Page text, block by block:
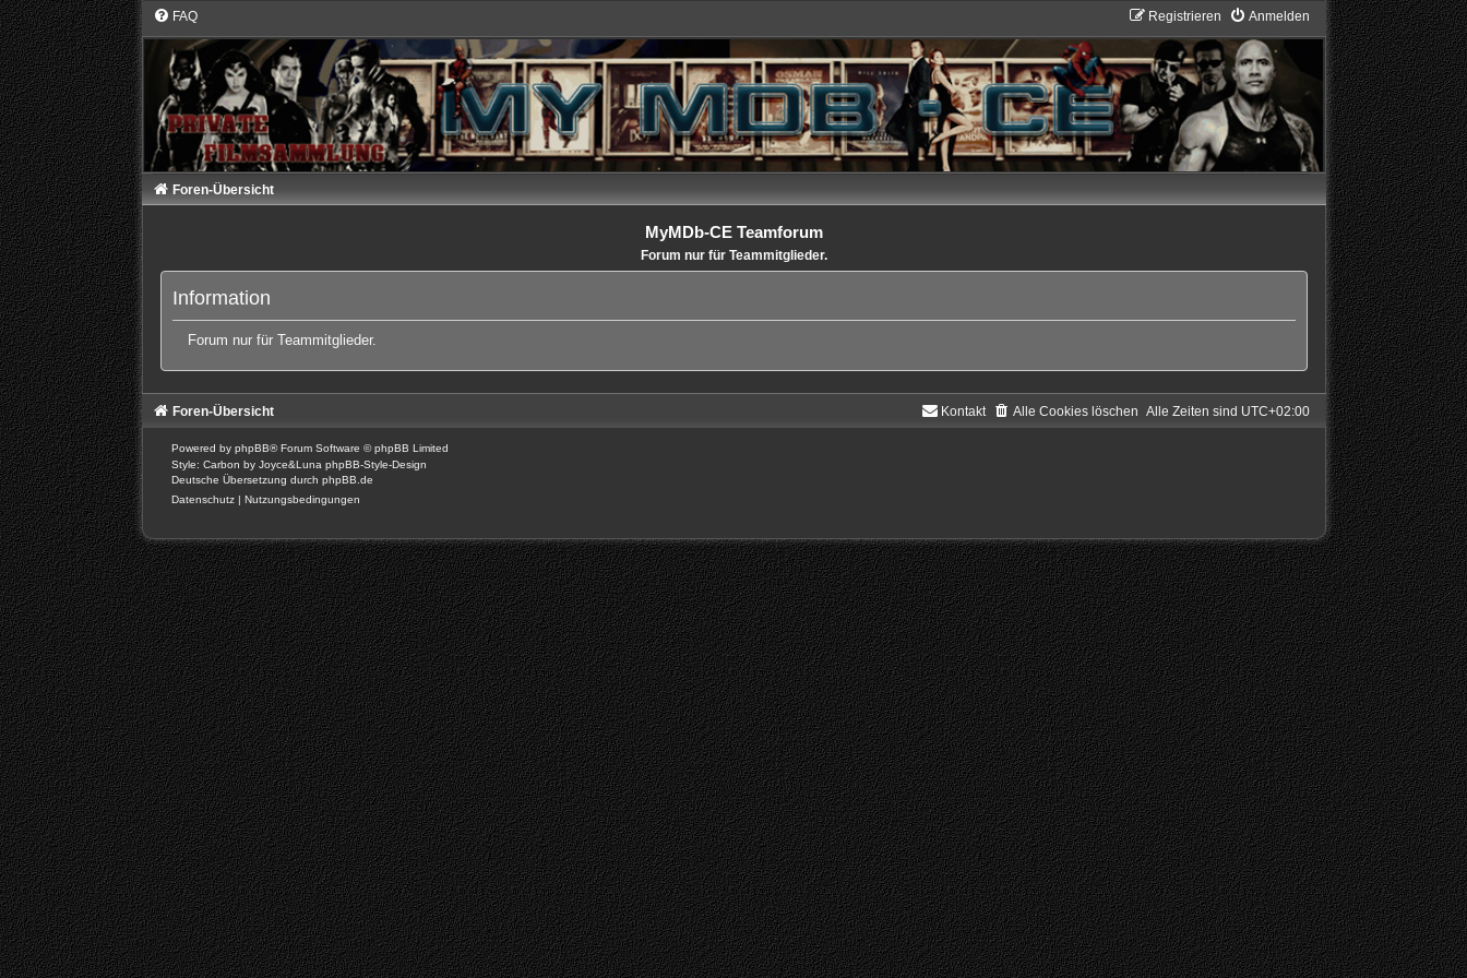
FAQ Anmelden
Registrieren
Foren-Übersicht
MyMDb-CE Teamforum
Forum nur für Teammitglieder.
Information
Forum nur für Teammitglieder.
Foren-Übersicht Alle Zeiten sind UTC+02:00
Alle Cookies löschen
Kontakt
Powered by phpBB® Forum Software © phpBB Limited
Style: Carbon by Joyce&Luna phpBB-Style-Design
Deutsche Übersetzung durch phpBB.de
Datenschutz | Nutzungsbedingungen